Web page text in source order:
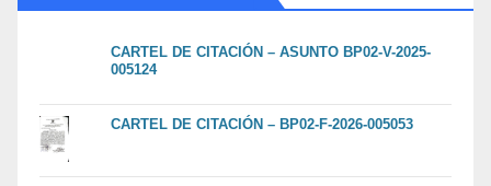
CARTEL DE CITACIÓN – ASUNTO BP02-V-2025-
005124
CARTEL DE CITACIÓN – BP02-F-2026-005053